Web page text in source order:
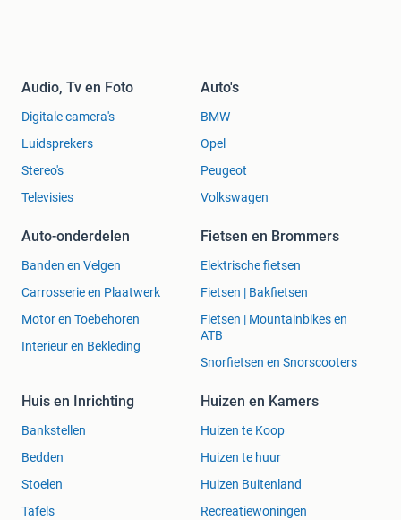
Audio, Tv en Foto
Digitale camera's
Luidsprekers
Stereo's
Televisies
Auto's
BMW
Opel
Peugeot
Volkswagen
Auto-onderdelen
Banden en Velgen
Carrosserie en Plaatwerk
Motor en Toebehoren
Interieur en Bekleding
Fietsen en Brommers
Elektrische fietsen
Fietsen | Bakfietsen
Fietsen | Mountainbikes en
ATB
Snorfietsen en Snorscooters
Huis en Inrichting
Bankstellen
Bedden
Stoelen
Tafels
Huizen en Kamers
Huizen te Koop
Huizen te huur
Huizen Buitenland
Recreatiewoningen